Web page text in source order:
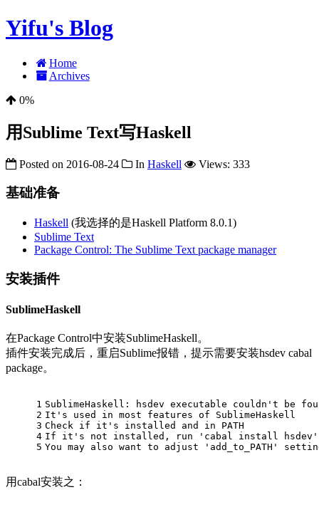
Yifu's Blog
Home
Archives
0%
用Sublime Text写Haskell
Posted on 2016-08-24 In Haskell Views: 333
基础准备
Haskell (我选择的是Haskell Platform 8.0.1)
Sublime Text
Package Control: The Sublime Text package manager
安装插件
SublimeHaskell
在Package Control中安装SublimeHaskell。
插件安装完成后，重启Sublime报错，提示需要安装hsdev cabal
package。
1
2
3
4
5
SublimeHaskell: hsdev executable couldn't be
It's used in most features of SublimeHaskell
Check if it's installed and in PATH
If it's not installed, run 'cabal install hsdev'
You may also want to adjust 'add_to_PATH'
用cabal安装之：